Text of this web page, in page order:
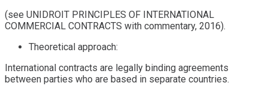
(see UNIDROIT PRINCIPLES OF INTERNATIONAL
COMMERCIAL CONTRACTS with commentary, 2016).
Theoretical approach:
International contracts are legally binding agreements
between parties who are based in separate countries.